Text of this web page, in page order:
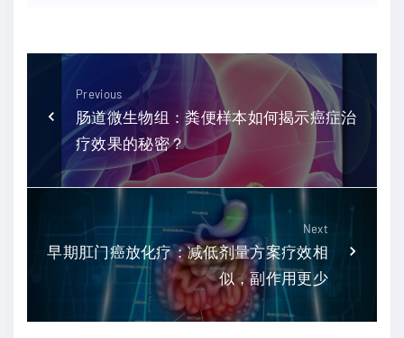
Previous
肠道微生物组：粪便样本如何揭示癌症治
疗效果的秘密？
Next
早期肛门癌放化疗：减低剂量方案疗效相
似，副作用更少